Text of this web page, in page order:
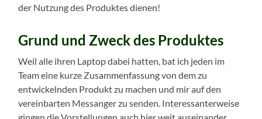
der Nutzung des Produktes dienen!
Grund und Zweck des Produktes
Weil alle ihren Laptop dabei hatten, bat ich jeden im
Team eine kurze Zusammenfassung von dem zu
entwickelnden Produkt zu machen und mir auf den
vereinbarten Messanger zu senden. Interessanterweise